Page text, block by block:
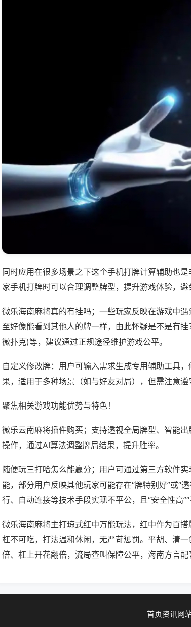
同时应用在很多场景之下这个手机打牌计算辅助也
家手机打牌时可以合理调整牌型，提升游戏体验，避
微乐海南麻将真的有挂吗；一些玩家反映在游戏中
至好像能看到其他人的牌一样，由此怀疑是不是有
微扑克)等，建议通过正规途径维护游戏公平。
自定义修改牌：用户可输入需求生成专用辅助工具
果，适用于多种场景（如与好友对局），但需注意遵
聚焦相关游戏功能优势与特色！
微乐云南麻将插件购买；支持透视全局牌型、智能
操作，通过AI算法调整牌局结果，提升胜率。
随便玩三打哈怎么能赢分；用户可通过第三方软件实
能，部分用户反映其他玩家可能存在“牌特别好”或“
行、自动连接等技术手段实现不平公，且“安全性高”“
微乐海南麻将主打琼式红中万能玩法，红中作为百
杠不可吃，打法温和休闲，无严苛惩罚。平胡、清
倍、杠上开花翻倍，流局查叫保障公平，海南方言配
首页资讯网